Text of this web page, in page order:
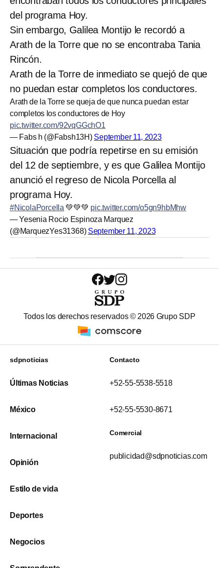
del programa Hoy.
Sin embargo, Galilea Montijo le recordó a
Arath de la Torre que no se encontraba Tania
Rincón.
Arath de la Torre de inmediato se quejó de que
no puedan estar completos los conductores.
Arath de la Torre se queja de que nunca puedan estar
completos los conductores de Hoy
pic.twitter.com/92vqGGchO1
— Fabs h (@Fabsh13H) September 11, 2023
Situación que podría repetirse en su emisión
del 12 de septiembre, y es que Galilea Montijo
anunció el regreso de Nicola Porcella al
programa Hoy.
#NicolaPorcella 💚💚💚 pic.twitter.com/o5gn9hbMhw
— Yesenia Rocio Espinoza Marquez
(@MarquezYes31368) September 11, 2023
Todos los derechos reservados ©2026 Grupo SDP
sdpnoticias
Últimas Noticias
México
Internacional
Opinión
Estilo de vida
Deportes
Negocios
Contacto
+52-55-5538-5518
+52-55-5530-8671
Comercial
publicidad@sdpnoticias.com